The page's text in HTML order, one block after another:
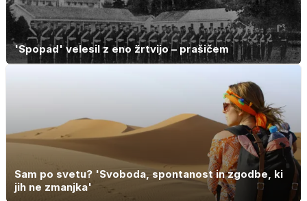
'Spopad' velesil z eno žrtvijo – prašičem
Sam po svetu? 'Svoboda, spontanost in zgodbe, ki
jih ne zmanjka'